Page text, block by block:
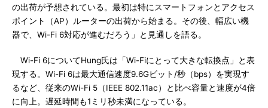
の出荷が予想されている。最初は特にスマートフォンとアクセス
ポイント（AP）ルーターの出荷から始まる。その後、幅広い機
器で、Wi-Fi 6対応が進むだろう」と見通しを語る。
Wi-Fi 6についてHung氏は「Wi-Fiにとって大きな転換点」と表
現する。Wi-Fi 6は最大通信速度9.6Gビット/秒（bps）を実現す
るなど、従来のWi-Fi 5（IEEE 802.11ac）と比べ容量と速度が4倍
に向上。遅延時間も1ミリ秒未満になっている。